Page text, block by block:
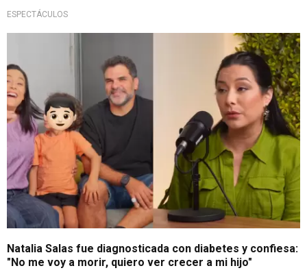
ESPECTÁCULOS
Natalia Salas fue diagnosticada con diabetes y confiesa:
"No me voy a morir, quiero ver crecer a mi hijo"